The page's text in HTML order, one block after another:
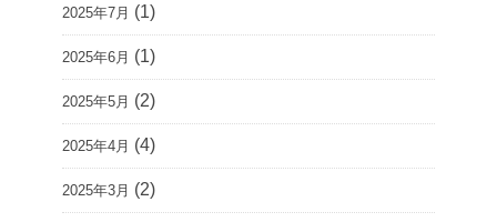
2025年7月 (1)
2025年6月 (1)
2025年5月 (2)
2025年4月 (4)
2025年3月 (2)